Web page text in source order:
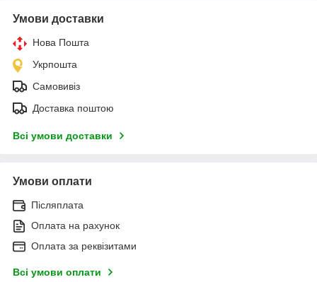
Умови доставки
Нова Пошта
Укрпошта
Самовивіз
Доставка поштою
Всі умови доставки
Умови оплати
Післяплата
Оплата на рахунок
Оплата за реквізитами
Всі умови оплати